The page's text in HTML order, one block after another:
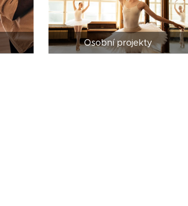
Osobní projekty